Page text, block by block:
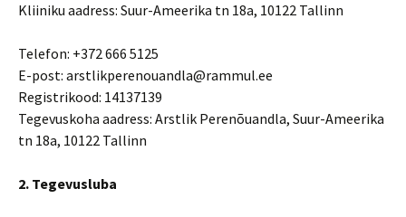
Kliiniku aadress: Suur-Ameerika tn 18a, 10122 Tallinn
Telefon: +372 666 5125
E-post: arstlikperenouandla@rammul.ee
Registrikood: 14137139
Tegevuskoha aadress: Arstlik Perenõuandla, Suur-Ameerika
tn 18a, 10122 Tallinn
2. Tegevusluba